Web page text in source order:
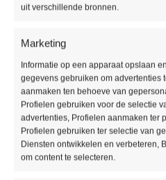
uit verschillende bronnen.
Marketing
Informatie op een apparaat opslaan
gegevens gebruiken om advertenties
aanmaken ten behoeve van
Profielen gebruiken voor de selectie
advertenties, Profielen aanmaken ter
Profielen gebruiken ter selectie van
Diensten ontwikkelen en verbeteren,
om content te selecteren.
Soort vloer:Lijm PVC vloer
Pakinhoud:3,84 m2
Dikte:2,5 mm
Breedte:228 mm
Lengte:1524 mm
Toplaag:0,55 mm
Fabrieksgarantie:15 jaar